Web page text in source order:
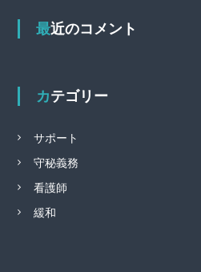
最近のコメント
カテゴリー
サポート
守秘義務
看護師
緩和